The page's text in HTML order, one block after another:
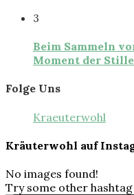
3
Beim Sammeln
Moment der
Folge Uns
Kraeuterwohl
Kräuterwohl auf
No images found!
Try some other